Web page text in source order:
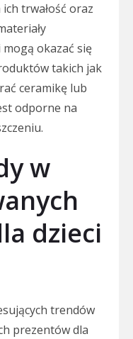
trwałość oraz
okazać się
takich jak
ceramikę lub
odporne na
w
dzieci
trendów
prezentów dla